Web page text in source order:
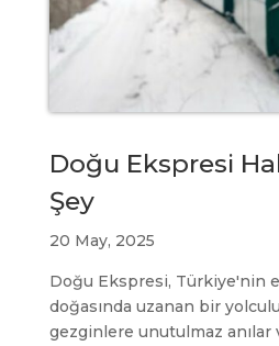
Doğu Ekspresi
Şey
20 May, 2025
Doğu Ekspresi, Türkiye'nin
doğasında uzanan bir
gezginlere unutulmaz